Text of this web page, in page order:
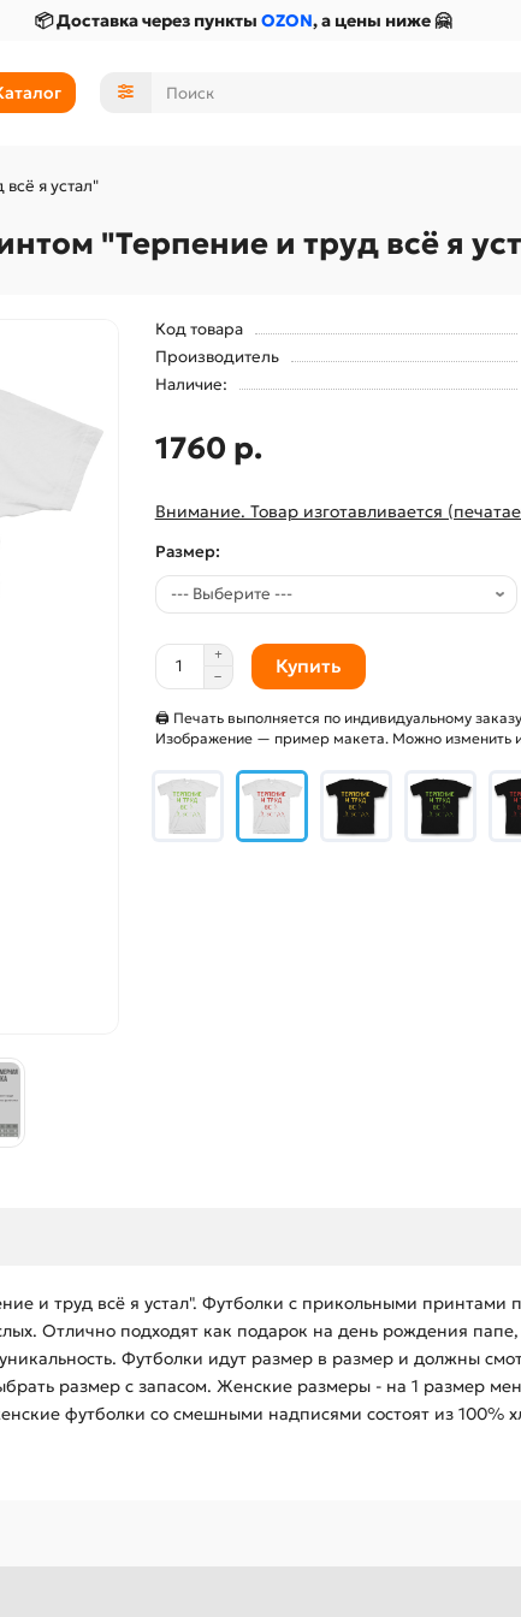
📦 Доставка через пункты OZON, а цены ниже 🤗
я устал"
"Терпение и труд всё я
Код товара
Производитель
Наличие:
1760 р.
Внимание. Товар изготавливается
Размер:
Купить
🖨 Печать выполняется по индивидуальному
Изображение — пример макета. Можно изменить
и труд всё я устал". Футболки с прикольными принтами
Отлично подходят как подарок на день рождения
Футболки идут размер в размер и должны
размер с запасом. Женские размеры - на 1 размер
футболки со смешными надписями состоят из 100%